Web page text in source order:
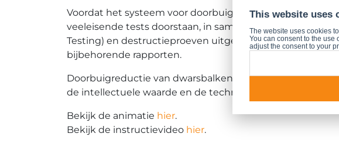
Voordat het systeem voor doorbuigreductie van
veeleisende tests doorstaan, in samenwerking met de
Testing) en destructieproeven uitgevoerd, die de
bijbehorende rapporten.
Doorbuigreductie van dwarsbalken is opnieuw een
de intellectuele waarde en de technische ideeën
Bekijk de animatie hier.
Bekijk de instructievideo hier.
This website uses
The website uses cookies
You can consent to the use
adjust the consent to your